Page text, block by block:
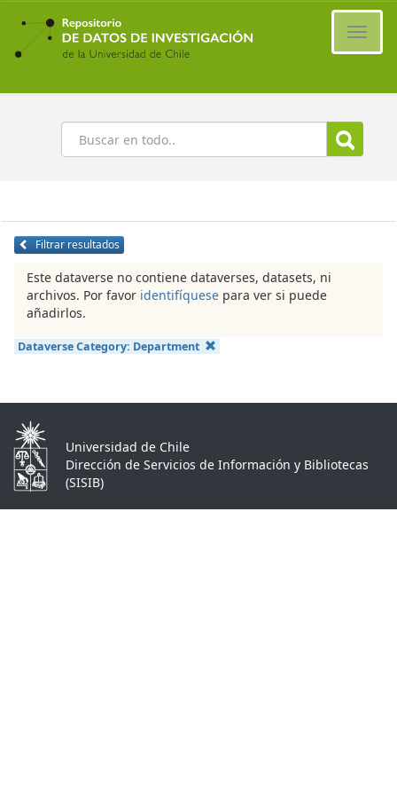
Ir
contenido
principal
Buscar
Filtrar resultados
Este dataverse no contiene dataverses, datasets, ni
archivos. Por favor identifíquese para ver si puede
añadirlos.
Dataverse Category: Department
Universidad de Chile
Dirección de Servicios de Información y Bibliotecas
(SISIB)